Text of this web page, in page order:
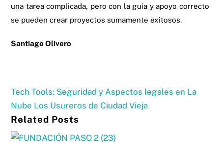
una tarea complicada, pero con la guía y apoyo correcto
se pueden crear proyectos sumamente exitosos.
Santiago Olivero
Tech Tools: Seguridad y Aspectos legales en La
Nube Los Usureros de Ciudad Vieja
Related Posts